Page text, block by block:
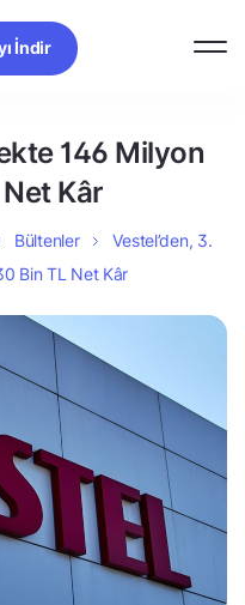
İndir
146 Milyon
Kâr
Bültenler
Vestel’den, 3.
Bin TL Net Kâr